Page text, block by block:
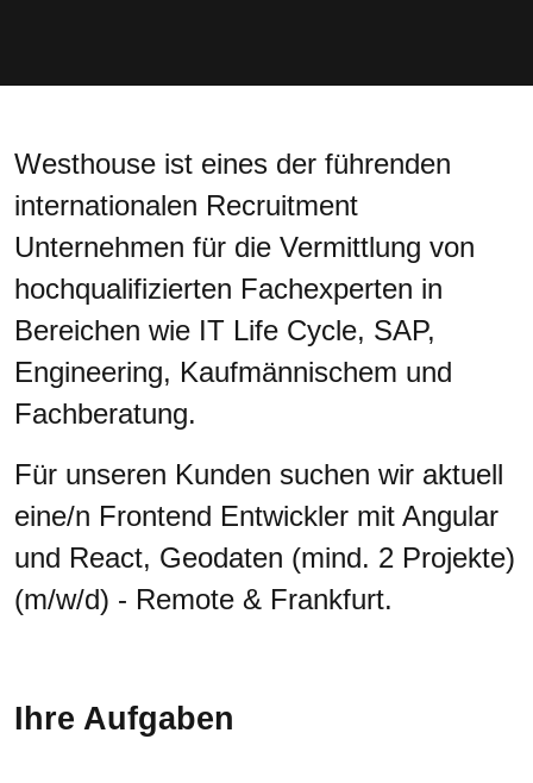
Westhouse ist eines der führenden
internationalen Recruitment
Unternehmen für die Vermittlung von
hochqualifizierten Fachexperten in
Bereichen wie IT Life Cycle, SAP,
Engineering, Kaufmännischem und
Fachberatung.
Für unseren Kunden suchen wir aktuell
eine/n Frontend Entwickler mit Angular
und React, Geodaten (mind. 2 Projekte)
(m/w/d) - Remote & Frankfurt.
Ihre Aufgaben